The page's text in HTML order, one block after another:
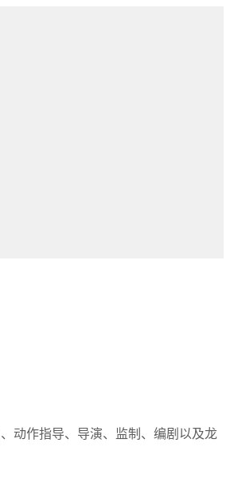
动作指导、导演、监制、编剧以及龙